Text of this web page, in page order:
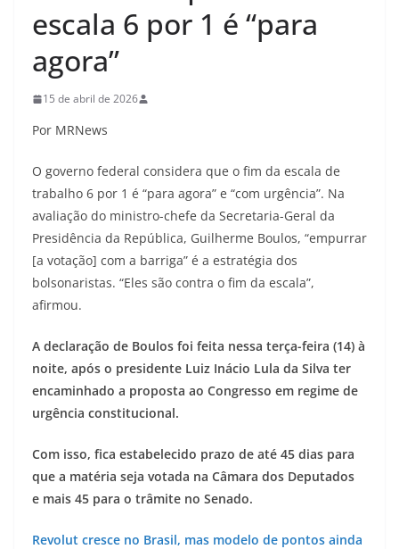
escala 6 por 1 é “para
agora”
15 de abril de 2026
Por MRNews
O governo federal considera que o fim da escala de
trabalho 6 por 1 é “para agora” e “com urgência”. Na
avaliação do ministro-chefe da Secretaria-Geral da
Presidência da República, Guilherme Boulos, “empurrar
[a votação] com a barriga” é a estratégia dos
bolsonaristas. “Eles são contra o fim da escala”,
afirmou.
A declaração de Boulos foi feita nessa terça-feira (14) à
noite, após o presidente Luiz Inácio Lula da Silva ter
encaminhado a proposta ao Congresso em regime de
urgência constitucional.
Com isso, fica estabelecido prazo de até 45 dias para
que a matéria seja votada na Câmara dos Deputados
e mais 45 para o trâmite no Senado.
Revolut cresce no Brasil, mas modelo de pontos ainda